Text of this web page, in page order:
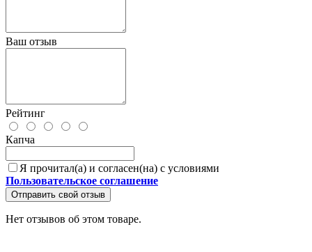
Ваш отзыв
Рейтинг
Капча
Я прочитал(а) и согласен(на) с условиями
Пользовательское соглашение
Отправить свой отзыв
Нет отзывов об этом товаре.